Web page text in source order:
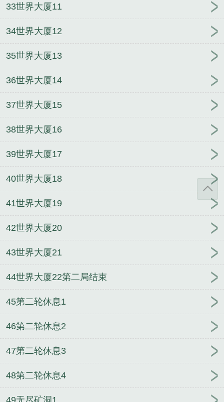
33世界大厦11
34世界大厦12
35世界大厦13
36世界大厦14
37世界大厦15
38世界大厦16
39世界大厦17
40世界大厦18
41世界大厦19
42世界大厦20
43世界大厦21
44世界大厦22第二局结束
45第二轮休息1
46第二轮休息2
47第二轮休息3
48第二轮休息4